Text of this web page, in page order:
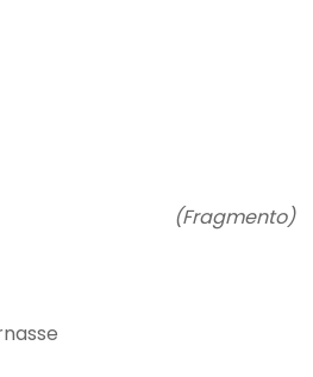
(Fragmento)